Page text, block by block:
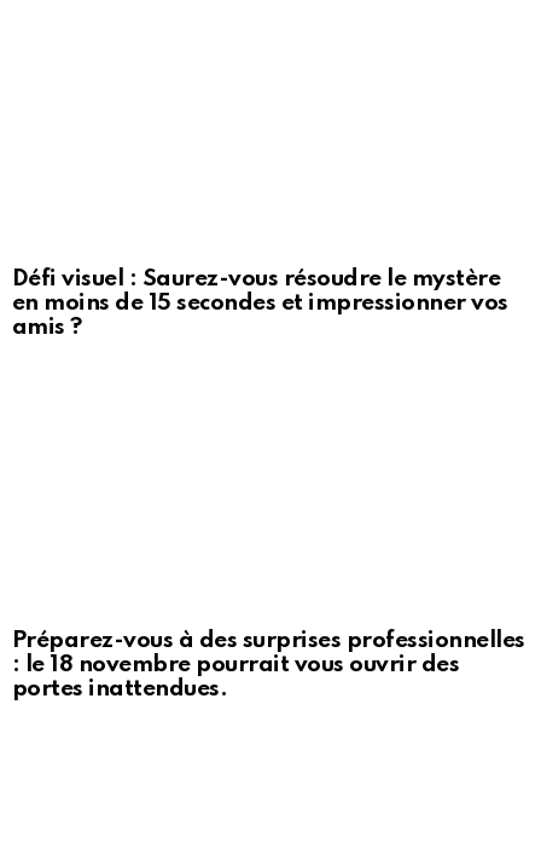
Défi visuel : Saurez-vous résoudre le mystère
en moins de 15 secondes et impressionner vos
amis ?
Préparez-vous à des surprises professionnelles
: le 18 novembre pourrait vous ouvrir des
portes inattendues.